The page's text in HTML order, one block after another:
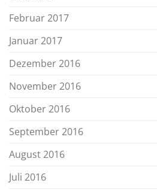
Februar 2017
Januar 2017
Dezember 2016
November 2016
Oktober 2016
September 2016
August 2016
Juli 2016